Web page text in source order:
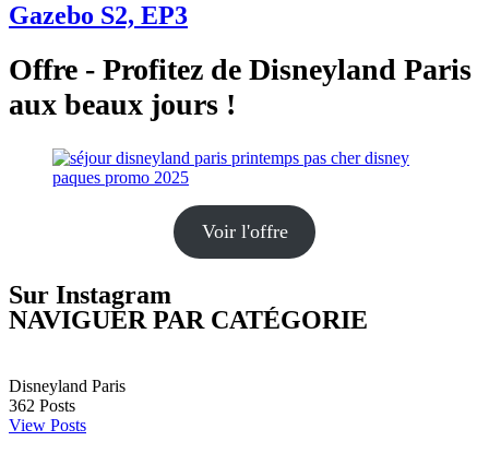
Gazebo S2, EP3
Offre - Profitez de Disneyland Paris
aux beaux jours !
Voir l'offre
Sur Instagram
NAVIGUER PAR CATÉGORIE
Disneyland Paris
362 Posts
View Posts